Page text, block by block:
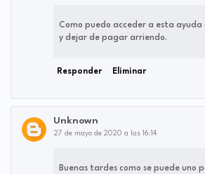
Como puedo acceder a esta
y dejar de pagar arriendo.
Responder Eliminar
Unknown
27 de mayo de 2020 a las 16:14
Buenas tardes como se puede uno